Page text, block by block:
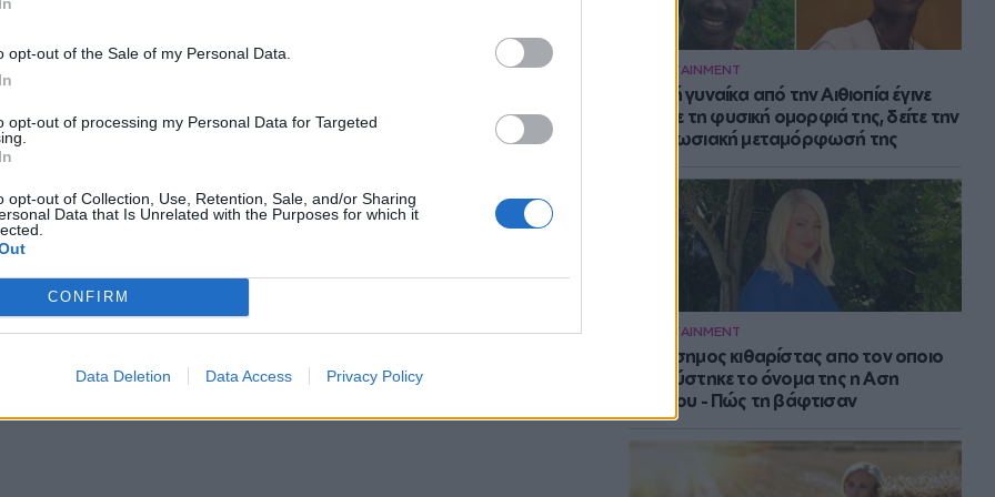
opt-out of the Sale of my Personal Data.
opt-out of processing my Personal Data for Targeted
opt-out of Collection, Use, Retention, Sale, and/or Sharing
Data that Is Unrelated with the Purposes for which it
CONFIRM
Data Deletion Data Access Privacy Policy
ENTERTAINMENT
Νεαρή γυναίκα από την Αιθιοπία έγινε
viral με τη φυσική ομορφιά της, δείτε την
εντυπωσιακή μεταμόρφωσή της
ENTERTAINMENT
Ο διάσημος κιθαρίστας απο τον οποιο
εμπνεύστηκε το όνομα της η Αση
Μπήλιου - Πώς τη βάφτισαν
κρατά τον γιο της και δίπλα της ο
από τη Βίβλο.